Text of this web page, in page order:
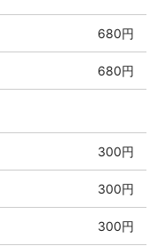
680円
680円
300円
300円
300円